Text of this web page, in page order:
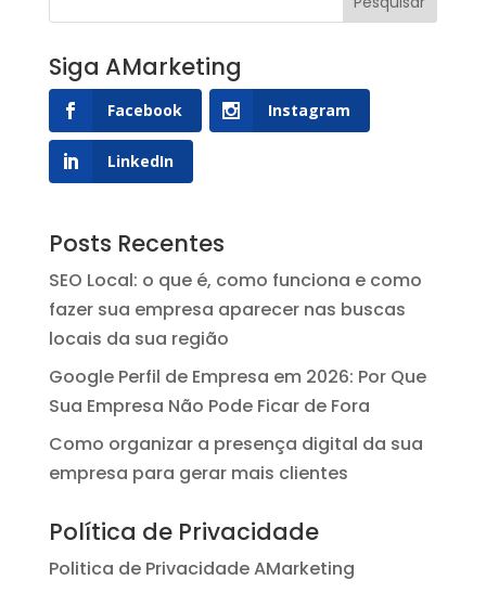
Siga AMarketing
Facebook Instagram
LinkedIn
Posts Recentes
SEO Local: o que é, como funciona e como
fazer sua empresa aparecer nas buscas
locais da sua região
Google Perfil de Empresa em 2026: Por Que
Sua Empresa Não Pode Ficar de Fora
Como organizar a presença digital da sua
empresa para gerar mais clientes
Política de Privacidade
Politica de Privacidade AMarketing